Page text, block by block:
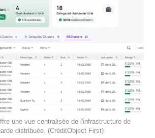
une vue centralisée de l'infrastructure de
distribuée. (CréditObject First)